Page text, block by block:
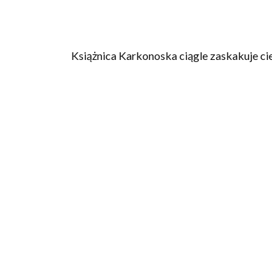
Książnica Karkonoska ciągle zaskakuje